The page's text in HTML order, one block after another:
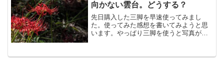
向かない雲台。どうする？
先日購入した三脚を早速使ってみまし
た。使ってみた感想を書いてみようと思
います。やっぱり三脚を使うと写真が違
写真が撮れると思ってました。それに、